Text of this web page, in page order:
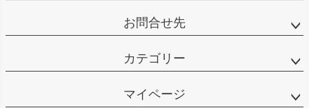
お問合せ先
カテゴリー
マイページ